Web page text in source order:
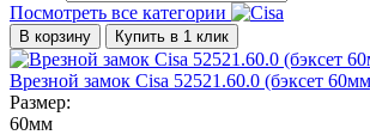
Посмотреть все категории
В корзину Купить в 1 клик
Врезной замок Cisa 52521.60.0 (бэксет
Размер:
60мм